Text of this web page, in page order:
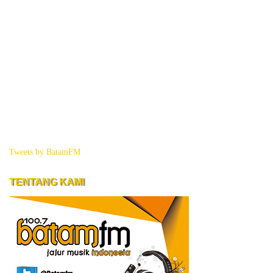
Tweets by BatamFM
TENTANG KAMI